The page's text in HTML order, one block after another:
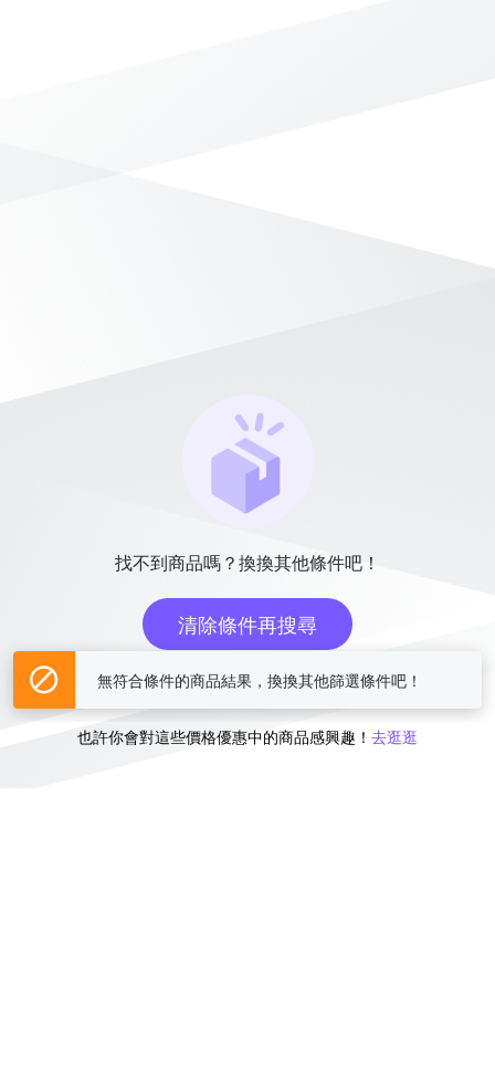
找不到商品嗎？換換其他條件吧！
清除條件再搜尋
或
也許你會對這些價格優惠中的商品感興趣！ 去逛逛
無符合條件的商品結果，換換其他篩選條件吧！